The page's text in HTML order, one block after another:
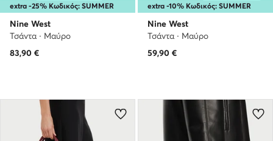
extra -25% Κωδικός: SUMMER
Nine West
Τσάντα · Μαύρο
83,90 €
extra -10% Κωδικός: SUMMER
Nine West
Τσάντα · Μαύρο
59,90 €